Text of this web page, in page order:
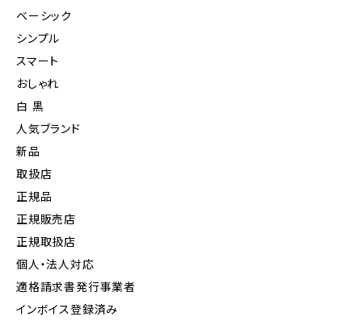
ベーシック
シンプル
スマート
おしゃれ
白 黒
人気ブランド
新品
取扱店
正規品
正規販売店
正規取扱店
個人・法人対応
適格請求書発行事業者
インボイス登録済み